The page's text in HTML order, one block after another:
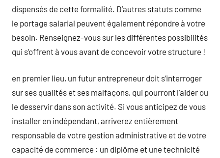
dispensés de cette formalité. D’autres statuts comme
le portage salarial peuvent également répondre à votre
besoin. Renseignez-vous sur les différentes possibilités
qui s’offrent à vous avant de concevoir votre structure !
en premier lieu, un futur entrepreneur doit s’interroger
sur ses qualités et ses malfaçons, qui pourront l’aider ou
le desservir dans son activité. Si vous anticipez de vous
installer en indépendant, arriverez entièrement
responsable de votre gestion administrative et de votre
capacité de commerce : un diplôme et une technicité